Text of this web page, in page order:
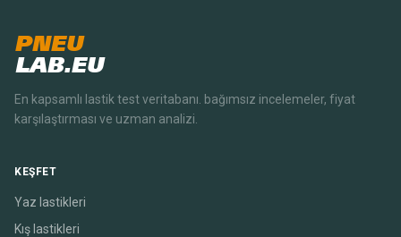
PNEU
LAB.EU
En kapsamlı lastik test veritabanı. bağımsız incelemeler, fiyat
karşılaştırması ve uzman analizi.
KEŞFET
Yaz lastikleri
Kış lastikleri